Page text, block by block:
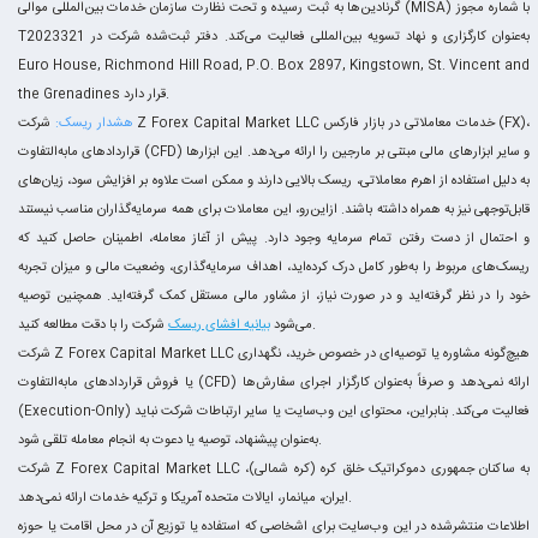
گرنادین‌ها به ثبت رسیده و تحت نظارت سازمان خدمات بین‌المللی موالی (MISA) با شماره مجوز
T2023321 به‌عنوان کارگزاری و نهاد تسویه بین‌المللی فعالیت می‌کند. دفتر ثبت‌شده شرکت در
Euro House, Richmond Hill Road, P.O. Box 2897, Kingstown, St. Vincent and
the Grenadines قرار دارد.
هشدار ریسک: شرکت Z Forex Capital Market LLC خدمات معاملاتی در بازار فارکس (FX)،
قراردادهای مابه‌التفاوت (CFD) و سایر ابزارهای مالی مبتنی بر مارجین را ارائه می‌دهد. این ابزارها
به دلیل استفاده از اهرم معاملاتی، ریسک بالایی دارند و ممکن است علاوه بر افزایش سود، زیان‌های
قابل‌توجهی نیز به همراه داشته باشند. ازاین‌رو، این معاملات برای همه سرمایه‌گذاران مناسب نیستند
و احتمال از دست رفتن تمام سرمایه وجود دارد. پیش از آغاز معامله، اطمینان حاصل کنید که
ریسک‌های مربوط را به‌طور کامل درک کرده‌اید، اهداف سرمایه‌گذاری، وضعیت مالی و میزان تجربه
خود را در نظر گرفته‌اید و در صورت نیاز، از مشاور مالی مستقل کمک گرفته‌اید. همچنین توصیه
می‌شودبیانیه افشای ریسک
شرکت را با دقت مطالعه کنید.
شرکت Z Forex Capital Market LLC هیچ‌گونه مشاوره یا توصیه‌ای در خصوص خرید، نگهداری
یا فروش قراردادهای مابه‌التفاوت (CFD) ارائه نمی‌دهد و صرفاً به‌عنوان کارگزار اجرای سفارش‌ها
(Execution-Only) فعالیت می‌کند. بنابراین، محتوای این وب‌سایت یا سایر ارتباطات شرکت نباید
به‌عنوان پیشنهاد، توصیه یا دعوت به انجام معامله تلقی شود.
شرکت Z Forex Capital Market LLC به ساکنان جمهوری دموکراتیک خلق کره (کره شمالی)،
ایران، میانمار، ایالات متحده آمریکا و ترکیه خدمات ارائه نمی‌دهد.
اطلاعات منتشرشده در این وب‌سایت برای اشخاصی که استفاده یا توزیع آن در محل اقامت یا حوزه